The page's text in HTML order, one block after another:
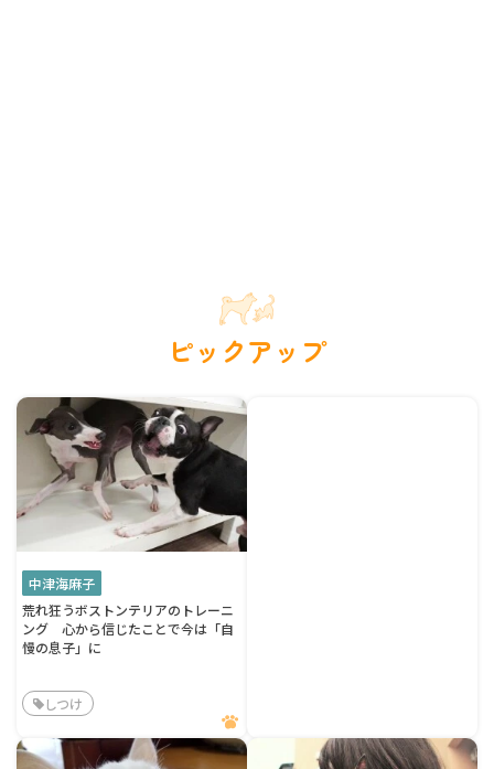
ピックアップ
中津海麻子
荒れ狂うボストンテリアのトレーニ
ング 心から信じたことで今は「自
慢の息子」に
しつけ